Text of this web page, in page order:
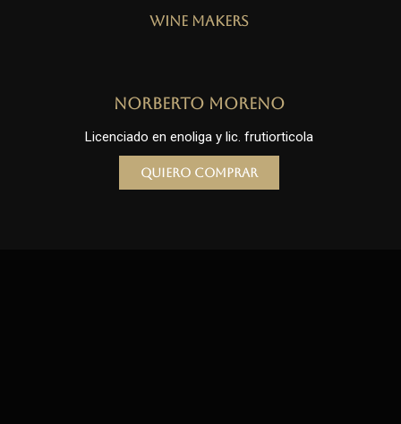
Wine Makers
Norberto Moreno
Licenciado en enoliga y lic. frutiorticola
Quiero comprar